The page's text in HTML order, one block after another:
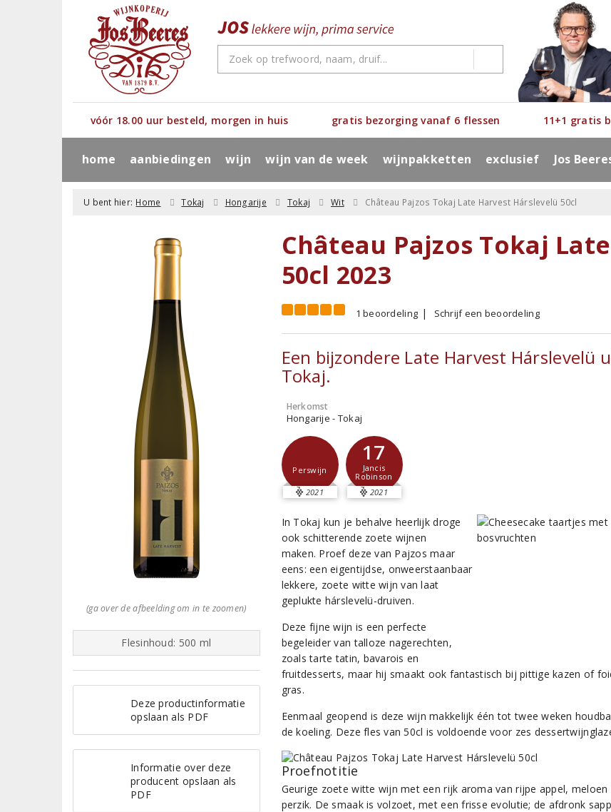
vóór 18.00 uur besteld, morgen in huis gratis bezorging vanaf 6 flessen 11+1 gratis
home aanbiedingen wijn wijn van de week wijnpakketten exclusief Jos
U bent hier: Home Tokaj Hongarije Tokaj Wit Château Pajzos Tokaj Late Harvest Hárslevelü 50cl
(ga over de afbeelding om in te zoomen)
Flesinhoud: 500 ml
Deze productinformatie
opslaan als PDF
Informatie over deze
producent opslaan als
PDF
Château Pajzos Tokaj
50cl 2023
1 beoordeling Schrijf een beoordeling
Een bijzondere Late Harvest Hárslevelü
Tokaj.
Herkomst
Hongarije - Tokaj
Perswijn
2021
17
Jancis
Robinson
2021
In Tokaj kun je behalve heerlijk droge
ook schitterende zoete wijnen
maken. Proef deze van Pajzos maar
eens: een eigentijdse, onweerstaanbaar
lekkere, zoete witte wijn van laat
geplukte hárslevelü-druiven.
Deze fijne wijn is een perfecte
begeleider van talloze nagerechten,
zoals tarte tatin, bavarois en
fruitdesserts, maar hij smaakt ook fantastisch bij pittige kazen of
gras.
Eenmaal geopend is deze wijn makkelijk één tot twee weken
de koeling. Deze fles van 50cl is voldoende voor zes
Proefnotitie
Geurige zoete witte wijn met een rijk aroma van rijpe appel, meloen
perzik. De smaak is volzoet, met een frisse evolutie; de afdronk